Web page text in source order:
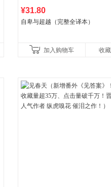
¥31.80
自卑与超越（完整全译本）
加入购物车 收藏